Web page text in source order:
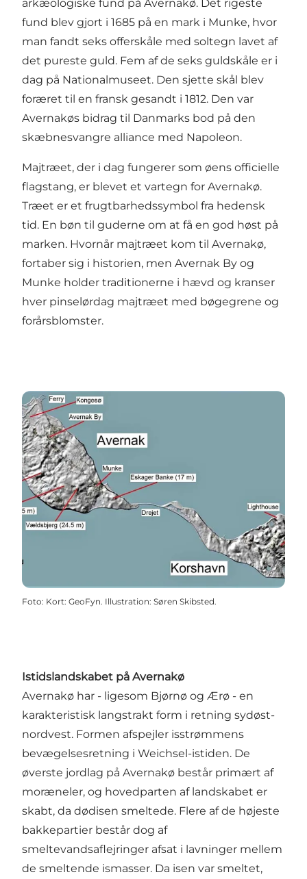
arkæologiske fund på Avernakø. Det rigeste
fund blev gjort i 1685 på en mark i Munke, hvor
man fandt seks offerskåle med soltegn lavet af
det pureste guld. Fem af de seks guldskåle er i
dag på Nationalmuseet. Den sjette skål blev
foræret til en fransk gesandt i 1812. Den var
Avernakøs bidrag til Danmarks bod på den
skæbnesvangre alliance med Napoleon.
Majtræet, der i dag fungerer som øens officielle
flagstang, er blevet et vartegn for Avernakø.
Træet er et frugtbarhedssymbol fra hedensk
tid. En bøn til guderne om at få en god høst på
marken. Hvornår majtræet kom til Avernakø,
fortaber sig i historien, men Avernak By og
Munke holder traditionerne i hævd og kranser
hver pinselørdag majtræet med bøgegrene og
forårsblomster.
Foto: Kort: GeoFyn. Illustration: Søren Skibsted.
Istidslandskabet på Avernakø
Avernakø har - ligesom Bjørnø og Ærø - en
karakteristisk langstrakt form i retning sydøst-
nordvest. Formen afspejler isstrømmens
bevægelsesretning i Weichsel-istiden. De
øverste jordlag på Avernakø består primært af
moræneler, og hovedparten af landskabet er
skabt, da dødisen smeltede. Flere af de højeste
bakkepartier består dog af
smeltevandsaflejringer afsat i lavninger mellem
de smeltende ismasser. Da isen var smeltet,